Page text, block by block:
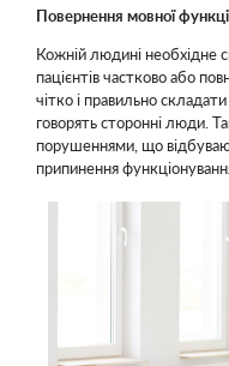
Повернення мовної
Кожній людині необхідне
пацієнтів частково або
чітко і правильно
говорять сторонні люди.
порушеннями, що
припинення